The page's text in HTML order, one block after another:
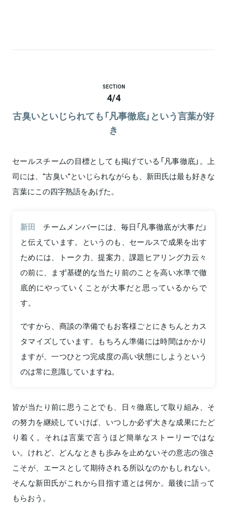
SECTION
4/4
古臭いといじられても「凡事徹底」という言葉が好
き
セールスチームの目標としても掲げている「凡事徹底」。上
司には、“古臭い”といじられながらも、新田氏は最も好きな
言葉にこの四字熟語をあげた。
新田
チームメンバーには、毎日「凡事徹底が大事だ」
と伝えています。というのも、セールスで成果を出す
ためには、トーク力、提案力、課題ヒアリング力云々
の前に、まず基礎的な当たり前のことを高い水準で徹
底的にやっていくことが大事だと思っているからで
す。
ですから、商談の準備でもお客様ごとにきちんとカス
タマイズしています。もちろん準備には時間はかかり
ますが、一つひとつ完成度の高い状態にしようという
のは常に意識していますね。
皆が当たり前に思うことでも、日々徹底して取り組み、そ
の努力を継続していけば、いつしか必ず大きな成果にたど
り着く。それは言葉で言うほど簡単なストーリーではな
い。けれど、どんなときも歩みを止めないその意志の強さ
こそが、エースとして期待される所以なのかもしれない。
そんな新田氏がこれから目指す道とは何か。最後に語って
もらおう。